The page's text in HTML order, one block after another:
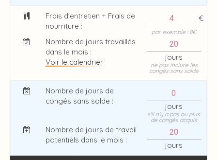
Frais d'entretien + Frais de
nourriture :
€
par exemple : 8€
Nombre de jours travaillés
dans le mois :
Voir le calendrier
jours
ne pas inclure les
congés sans solde
Nombre de jours de
congés sans solde :
jours
s'il n'y a pas ou plus
de congés acquis
Nombre de jours de travail
potentiels dans le mois :
jours